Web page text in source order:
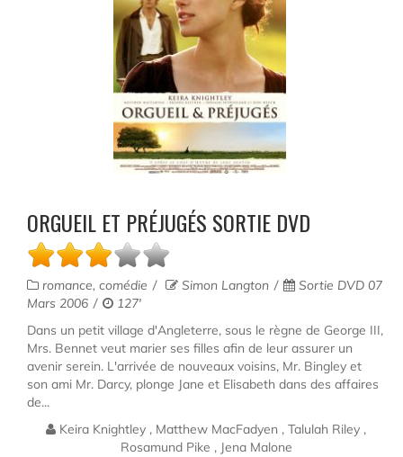
ORGUEIL ET PRÉJUGÉS SORTIE DVD
romance, comédie Simon Langton
Sortie DVD 07
Mars 2006
127'
Dans un petit village d'Angleterre, sous le règne de George III,
Mrs. Bennet veut marier ses filles afin de leur assurer un
avenir serein. L'arrivée de nouveaux voisins, Mr. Bingley et
son ami Mr. Darcy, plonge Jane et Elisabeth dans des affaires
de...
Keira Knightley , Matthew MacFadyen , Talulah Riley ,
Rosamund Pike , Jena Malone